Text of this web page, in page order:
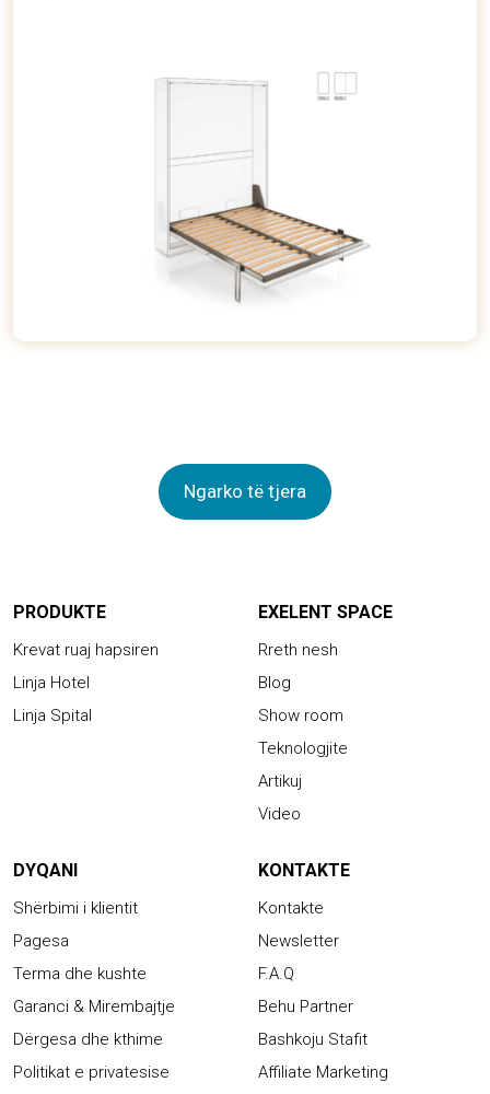
Ngarko të tjera
PRODUKTE
Krevat ruaj hapsiren
Linja Hotel
Linja Spital
EXELENT SPACE
Rreth nesh
Blog
Show room
Teknologjite
Artikuj
Video
DYQANI
Shërbimi i klientit
Pagesa
Terma dhe kushte
Garanci & Mirembajtje
Dërgesa dhe kthime
Politikat e privatesise
KONTAKTE
Kontakte
Newsletter
F.A.Q
Behu Partner
Bashkoju Stafit
Affiliate Marketing